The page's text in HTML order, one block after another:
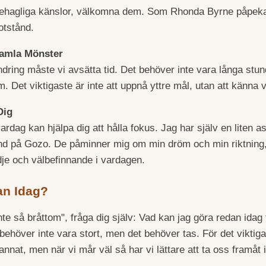
känslor, välkomna dem. Som Rhonda Byrne
Mönster
måste vi avsätta tid. Det behöver inte vara långa
Det viktigaste är inte att uppnå yttre mål, utan att känna
kan hjälpa dig att hålla fokus. Jag har själv en liten
på Gozo. De påminner mig om min dröm och min
och välbefinnande i vardagen.
Idag?
så bråttom", fråga dig själv: Vad kan jag göra redan
inte vara stort, men det behöver tas. För det
men när vi mår väl så har vi lättare att ta oss framåt